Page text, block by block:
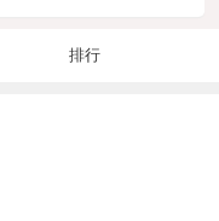
排行